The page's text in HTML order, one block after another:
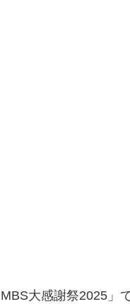
大感謝祭2025」